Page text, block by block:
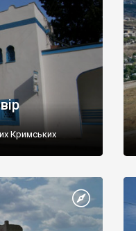
Кримських